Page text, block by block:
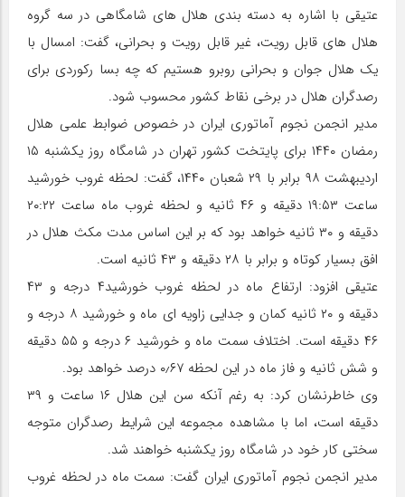
عتیقی با اشاره به دسته بندی هلال های شامگاهی در سه گروه
هلال های قابل رویت، غیر قابل رویت و بحرانی، گفت: امسال با
یک هلال جوان و بحرانی روبرو هستیم که چه بسا رکوردی برای
رصدگران هلال در برخی نقاط کشور محسوب شود.
مدیر انجمن نجوم آماتوری ایران در خصوص ضوابط علمی هلال
رمضان ۱۴۴۰ برای پایتخت کشور تهران در شامگاه روز یکشنبه ۱۵
اردیبهشت ۹۸ برابر با ۲۹ شعبان ۱۴۴۰، گفت: لحظه غروب خورشید
ساعت ۱۹:۵۳ دقیقه و ۴۶ ثانیه و لحظه غروب ماه ساعت ۲۰:۲۲
دقیقه و ۳۰ ثانیه خواهد بود که بر این اساس مدت مکث هلال در
افق بسیار کوتاه و برابر با ۲۸ دقیقه و ۴۳ ثانیه است.
عتیقی افزود: ارتفاع ماه در لحظه غروب خورشید۴ درجه و ۴۳
دقیقه و ۲۰ ثانیه کمان و جدایی زاویه ای ماه و خورشید ۸ درجه و
۴۶ دقیقه است. اختلاف سمت ماه و خورشید ۶ درجه و ۵۵ دقیقه
و شش ثانیه و فاز ماه در این لحظه ۰٫۶۷ درصد خواهد بود.
وی خاطرنشان کرد: به رغم آنکه سن این هلال ۱۶ ساعت و ۳۹
دقیقه است، اما با مشاهده مجموعه این شرایط رصدگران متوجه
سختی کار خود در شامگاه روز یکشنبه خواهند شد.
مدیر انجمن نجوم آماتوری ایران گفت: سمت ماه در لحظه غروب